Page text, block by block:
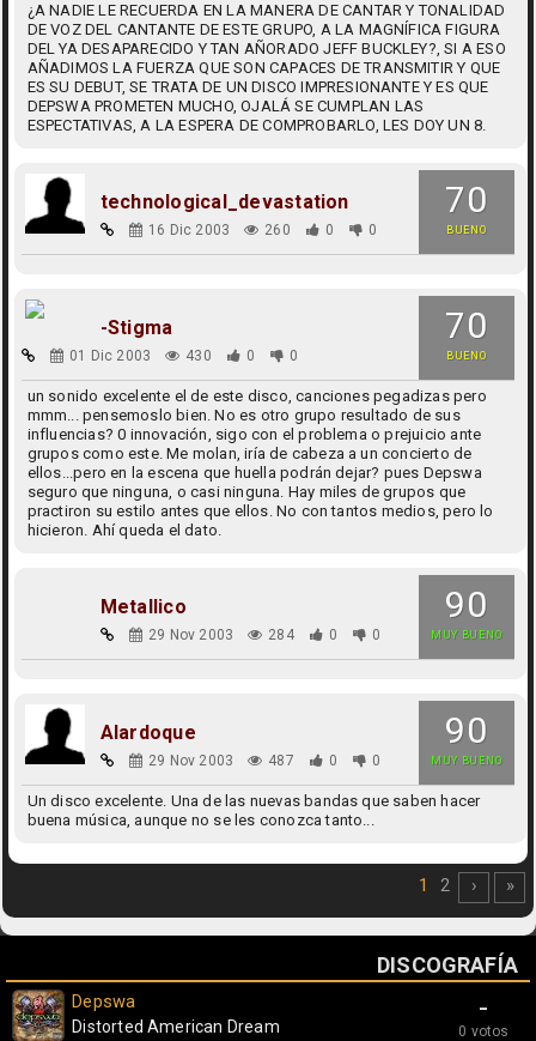
¿A NADIE LE RECUERDA EN LA MANERA DE CANTAR Y TONALIDAD
DE VOZ DEL CANTANTE DE ESTE GRUPO, A LA MAGNÍFICA FIGURA
DEL YA DESAPARECIDO Y TAN AÑORADO JEFF BUCKLEY?, SI A ESO
AÑADIMOS LA FUERZA QUE SON CAPACES DE TRANSMITIR Y QUE
ES SU DEBUT, SE TRATA DE UN DISCO IMPRESIONANTE Y ES QUE
DEPSWA PROMETEN MUCHO, OJALÁ SE CUMPLAN LAS
ESPECTATIVAS, A LA ESPERA DE COMPROBARLO, LES DOY UN 8.
70
BUENO
technological_devastation
16 Dic 2003 260 0 0
70
BUENO
-Stigma
01 Dic 2003 430 0 0
un sonido excelente el de este disco, canciones pegadizas pero
mmm... pensemoslo bien. No es otro grupo resultado de sus
influencias? 0 innovación, sigo con el problema o prejuicio ante
grupos como este. Me molan, iría de cabeza a un concierto de
ellos...pero en la escena que huella podrán dejar? pues Depswa
seguro que ninguna, o casi ninguna. Hay miles de grupos que
practiron su estilo antes que ellos. No con tantos medios, pero lo
hicieron. Ahí queda el dato.
90
MUY BUENO
Metallico
29 Nov 2003 284 0 0
90
MUY BUENO
Alardoque
29 Nov 2003 487 0 0
Un disco excelente. Una de las nuevas bandas que saben hacer
buena música, aunque no se les conozca tanto...
1 2 › »
DISCOGRAFÍA
-
0 votos
Depswa
Distorted American Dream